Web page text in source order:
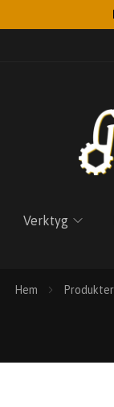
Verktyg
Hem Produkter